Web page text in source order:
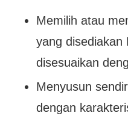
Memilih atau
yang disediakan
disesuaikan
Menyusun
dengan